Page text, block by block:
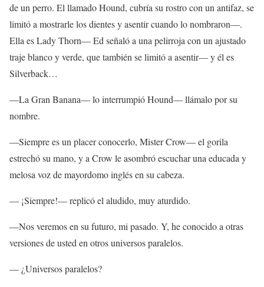
de un perro. El llamado Hound, cubría su rostro con un antifaz, se
limitó a mostrarle los dientes y asentir cuando lo nombraron—.
Ella es Lady Thorn— Ed señaló a una pelirroja con un ajustado
traje blanco y verde, que también se limitó a asentir— y él es
Silverback…
—La Gran Banana— lo interrumpió Hound— llámalo por su
nombre.
—Siempre es un placer conocerlo, Mister Crow— el gorila
estrechó su mano, y a Crow le asombró escuchar una educada y
melosa voz de mayordomo inglés en su cabeza.
— ¡Siempre!— replicó el aludido, muy aturdido.
—Nos veremos en su futuro, mi pasado. Y, he conocido a otras
versiones de usted en otros universos paralelos.
— ¿Universos paralelos?